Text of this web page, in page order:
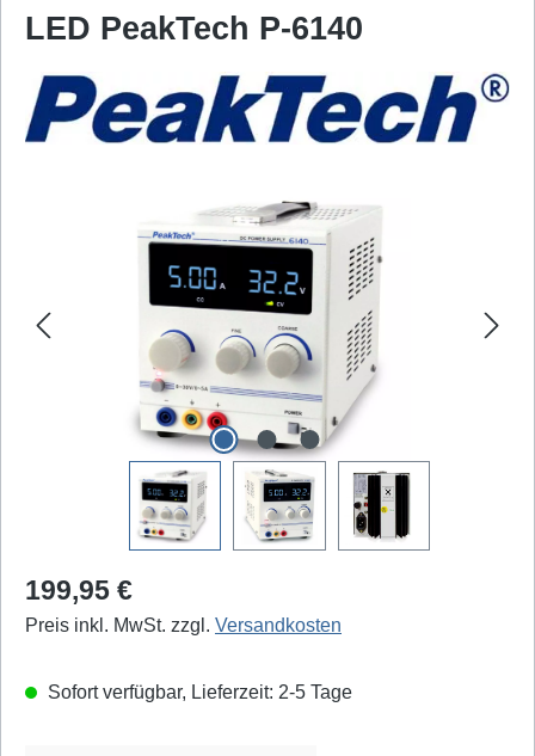
LED PeakTech P-6140
Bildergalerie überspringen
Regulärer Preis:
199,95 €
Preis inkl. MwSt. zzgl. Versandkosten
Sofort verfügbar, Lieferzeit: 2-5 Tage